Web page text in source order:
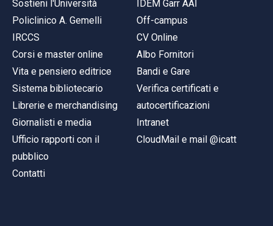
Sostieni l'Università
Policlinico A. Gemelli
IRCCS
Corsi e master online
Vita e pensiero editrice
Sistema bibliotecario
Librerie e merchandising
Giornalisti e media
Ufficio rapporti con il
pubblico
Contatti
IDEM Garr AAI
Off-campus
CV Online
Albo Fornitori
Bandi e Gare
Verifica certificati e
autocertificazioni
Intranet
CloudMail e mail @icatt